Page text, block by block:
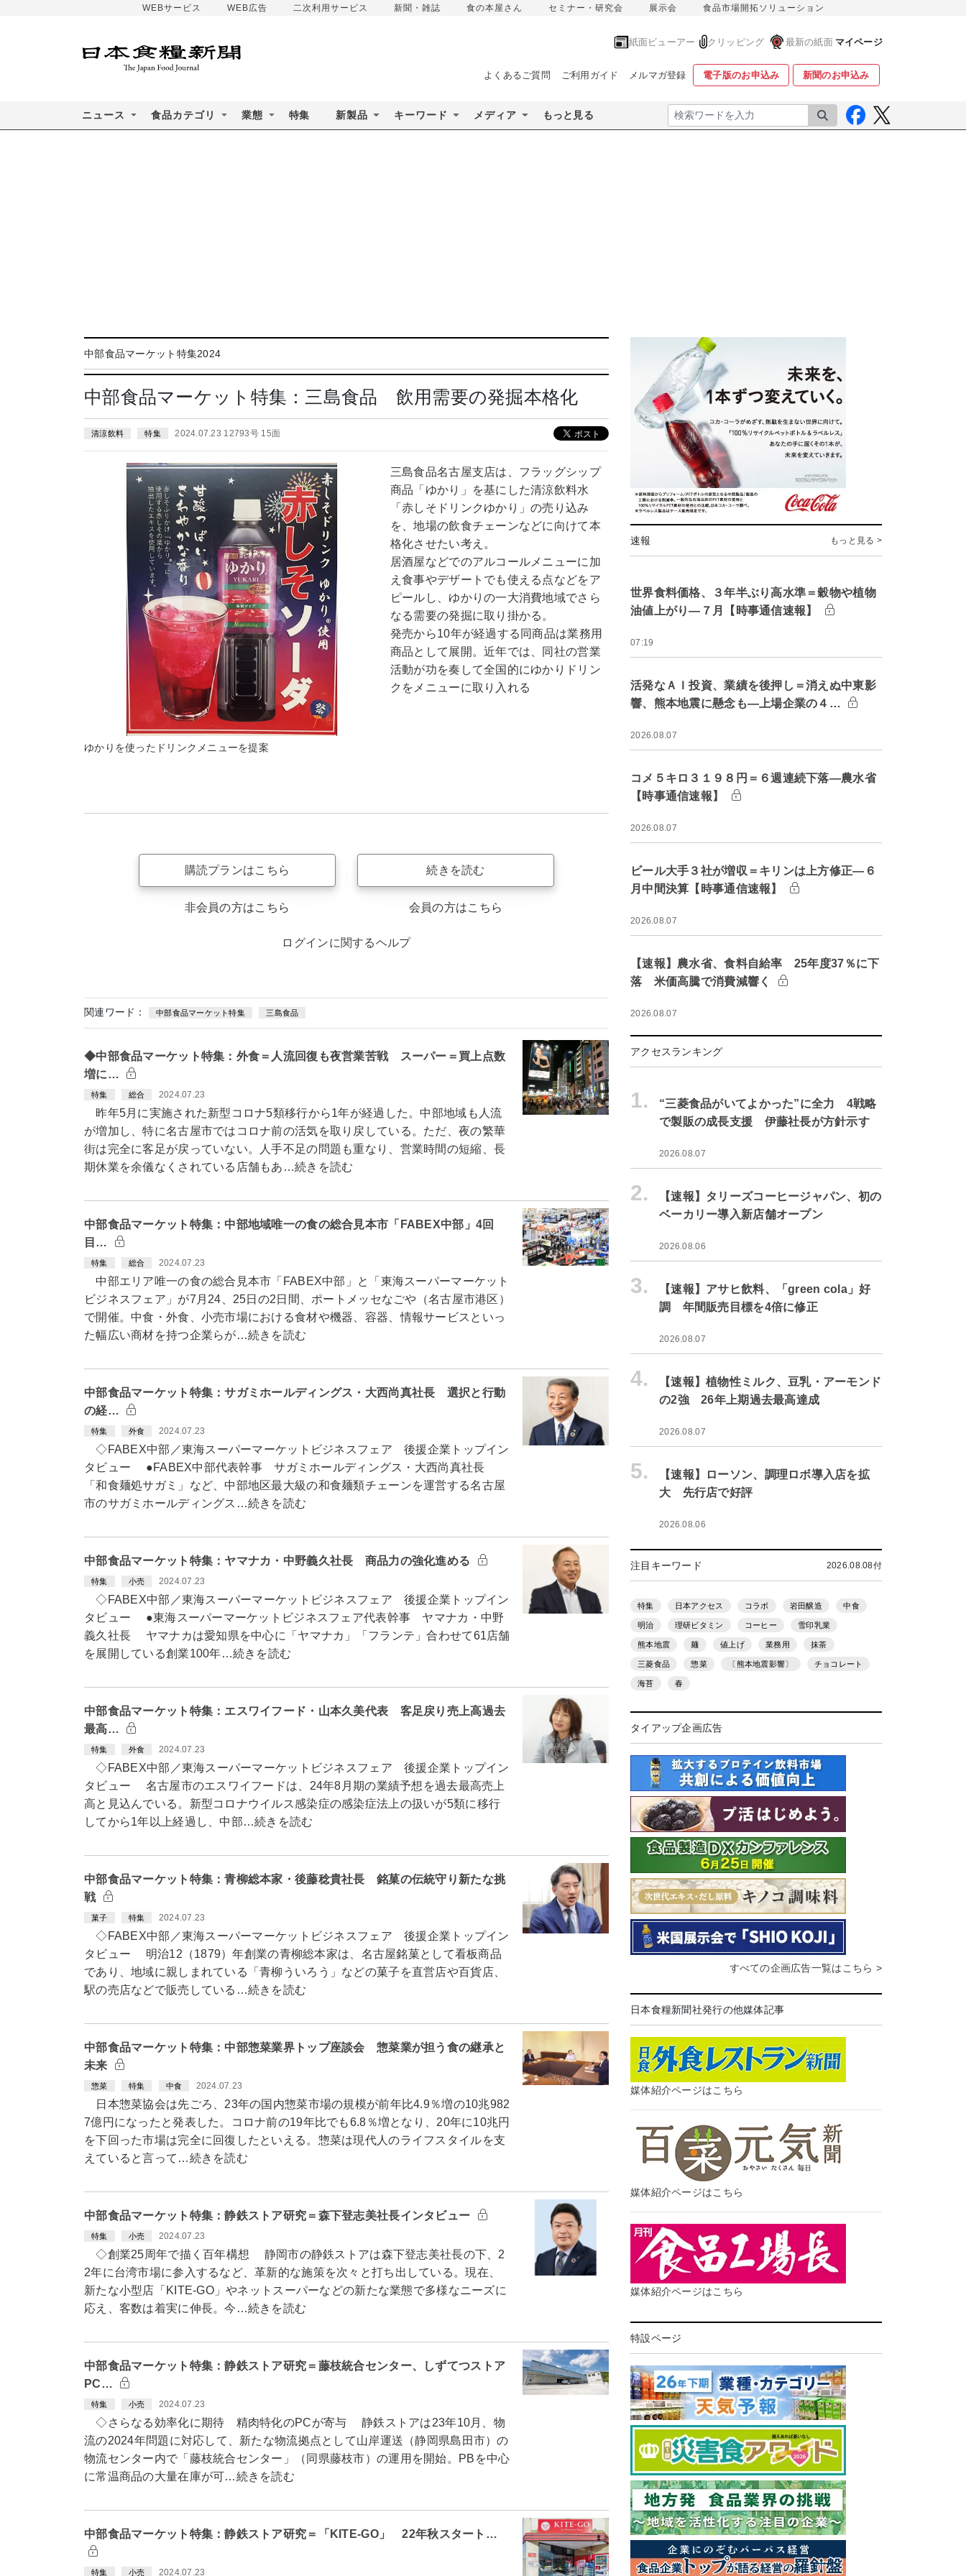
WEBサービス WEB広告 二次利用サービス 新聞・雑誌 食の本屋さん セミナー・研究会 展示会 食品市場開拓ソリューション
紙面ビューアー クリッピング 最新の紙面 マイページ
よくあるご質問 ご利用ガイド メルマガ登録 電子版のお申込み 新聞のお申込み
ニュース 食品カテゴリ 業態 特集 新製品 キーワード メディア もっと見る 検索
中部食品マーケット特集2024
中部食品マーケット特集：三島食品 飲用需要の発掘本格化
清涼飲料 特集 2024.07.23 12793号 15面
ゆかりを使ったドリンクメニューを提案
三島食品名古屋支店は、フラッグシップ
商品「ゆかり」を基にした清涼飲料水
「赤しそドリンクゆかり」の売り込み
を、地場の飲食チェーンなどに向けて本
格化させたい考え。
居酒屋などでのアルコールメニューに加
え食事やデザートでも使える点などをア
ピールし、ゆかりの一大消費地域でさら
なる需要の発掘に取り掛かる。
発売から10年が経過する同商品は業務用
商品として展開。近年では、同社の営業
活動が功を奏して全国的にゆかりドリン
クをメニューに取り入れる
購読プランはこちら
非会員の方はこちら
続きを読む
会員の方はこちら
ログインに関するヘルプ
関連ワード： 中部食品マーケット特集 三島食品
◆中部食品マーケット特集：外食＝人流回復も夜営業苦戦 スーパー＝買上点数
増に…
特集 総合 2024.07.23
昨年5月に実施された新型コロナ5類移行から1年が経過した。中部地域も人流
が増加し、特に名古屋市ではコロナ前の活気を取り戻している。ただ、夜の繁華
街は完全に客足が戻っていない。人手不足の問題も重なり、営業時間の短縮、長
期休業を余儀なくされている店舗もあ…続きを読む
中部食品マーケット特集：中部地域唯一の食の総合見本市「FABEX中部」4回
目…
特集 総合 2024.07.23
中部エリア唯一の食の総合見本市「FABEX中部」と「東海スーパーマーケット
ビジネスフェア」が7月24、25日の2日間、ポートメッセなごや（名古屋市港区）
で開催。中食・外食、小売市場における食材や機器、容器、情報サービスといっ
た幅広い商材を持つ企業らが…続きを読む
中部食品マーケット特集：サガミホールディングス・大西尚真社長 選択と行動
の経…
特集 外食 2024.07.23
◇FABEX中部／東海スーパーマーケットビジネスフェア 後援企業トップイン
タビュー ●FABEX中部代表幹事 サガミホールディングス・大西尚真社長
「和食麺処サガミ」など、中部地区最大級の和食麺類チェーンを運営する名古屋
市のサガミホールディングス…続きを読む
中部食品マーケット特集：ヤマナカ・中野義久社長 商品力の強化進める
特集 小売 2024.07.23
◇FABEX中部／東海スーパーマーケットビジネスフェア 後援企業トップイン
タビュー ●東海スーパーマーケットビジネスフェア代表幹事 ヤマナカ・中野
義久社長 ヤマナカは愛知県を中心に「ヤマナカ」「フランテ」合わせて61店舗
を展開している創業100年…続きを読む
中部食品マーケット特集：エスワイフード・山本久美代表 客足戻り売上高過去
最高…
特集 外食 2024.07.23
◇FABEX中部／東海スーパーマーケットビジネスフェア 後援企業トップイン
タビュー 名古屋市のエスワイフードは、24年8月期の業績予想を過去最高売上
高と見込んでいる。新型コロナウイルス感染症の感染症法上の扱いが5類に移行
してから1年以上経過し、中部…続きを読む
中部食品マーケット特集：青柳総本家・後藤稔貴社長 銘菓の伝統守り新たな挑
戦
菓子 特集 2024.07.23
◇FABEX中部／東海スーパーマーケットビジネスフェア 後援企業トップイン
タビュー 明治12（1879）年創業の青柳総本家は、名古屋銘菓として看板商品
であり、地域に親しまれている「青柳ういろう」などの菓子を直営店や百貨店、
駅の売店などで販売している…続きを読む
中部食品マーケット特集：中部惣菜業界トップ座談会 惣菜業が担う食の継承と
未来
惣菜 特集 中食 2024.07.23
日本惣菜協会は先ごろ、23年の国内惣菜市場の規模が前年比4.9％増の10兆982
7億円になったと発表した。コロナ前の19年比でも6.8％増となり、20年に10兆円
を下回った市場は完全に回復したといえる。惣菜は現代人のライフスタイルを支
えていると言って…続きを読む
中部食品マーケット特集：静鉄ストア研究＝森下登志美社長インタビュー
特集 小売 2024.07.23
◇創業25周年で描く百年構想 静岡市の静鉄ストアは森下登志美社長の下、2
2年に台湾市場に参入するなど、革新的な施策を次々と打ち出している。現在、
新たな小型店「KITE-GO」やネットスーパーなどの新たな業態で多様なニーズに
応え、客数は着実に伸長。今…続きを読む
中部食品マーケット特集：静鉄ストア研究＝藤枝統合センター、しずてつストア
PC…
特集 小売 2024.07.23
◇さらなる効率化に期待 精肉特化のPCが寄与 静鉄ストアは23年10月、物
流の2024年問題に対応して、新たな物流拠点として山岸運送（静岡県島田市）の
物流センター内で「藤枝統合センター」（同県藤枝市）の運用を開始。PBを中心
に常温商品の大量在庫が可…続きを読む
中部食品マーケット特集：静鉄ストア研究＝「KITE-GO」 22年秋スタート…
特集 小売 2024.07.23
速報 もっと見る >
世界食料価格、３年半ぶり高水準＝穀物や植物
油値上がり―７月【時事通信速報】
07:19
活発なＡＩ投資、業績を後押し＝消えぬ中東影
響、熊本地震に懸念も―上場企業の４…
2026.08.07
コメ５キロ３１９８円＝６週連続下落―農水省
【時事通信速報】
2026.08.07
ビール大手３社が増収＝キリンは上方修正―６
月中間決算【時事通信速報】
2026.08.07
【速報】農水省、食料自給率 25年度37％に下
落 米価高騰で消費減響く
2026.08.07
アクセスランキング
1.
“三菱食品がいてよかった”に全力 4戦略
で製販の成長支援 伊藤社長が方針示す
2026.08.07
2.
【速報】タリーズコーヒージャパン、初の
ベーカリー導入新店舗オープン
2026.08.06
3.
【速報】アサヒ飲料、「green cola」好
調 年間販売目標を4倍に修正
2026.08.07
4.
【速報】植物性ミルク、豆乳・アーモンド
の2強 26年上期過去最高達成
2026.08.07
5.
【速報】ローソン、調理ロボ導入店を拡
大 先行店で好評
2026.08.06
注目キーワード 2026.08.08付
特集 日本アクセス コラボ 岩田醸造 中食
明治 理研ビタミン コーヒー 雪印乳業
熊本地震 麺 値上げ 業務用 抹茶
三菱食品 惣菜 〔熊本地震影響〕 チョコレート
海苔 春
タイアップ企画広告
すべての企画広告一覧はこちら >
日本食糧新聞社発行の他媒体記事
媒体紹介ページはこちら
媒体紹介ページはこちら
媒体紹介ページはこちら
特設ページ